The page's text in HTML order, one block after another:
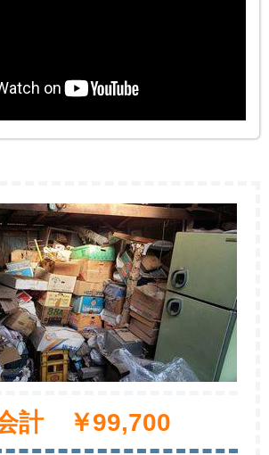
計 ￥99,700